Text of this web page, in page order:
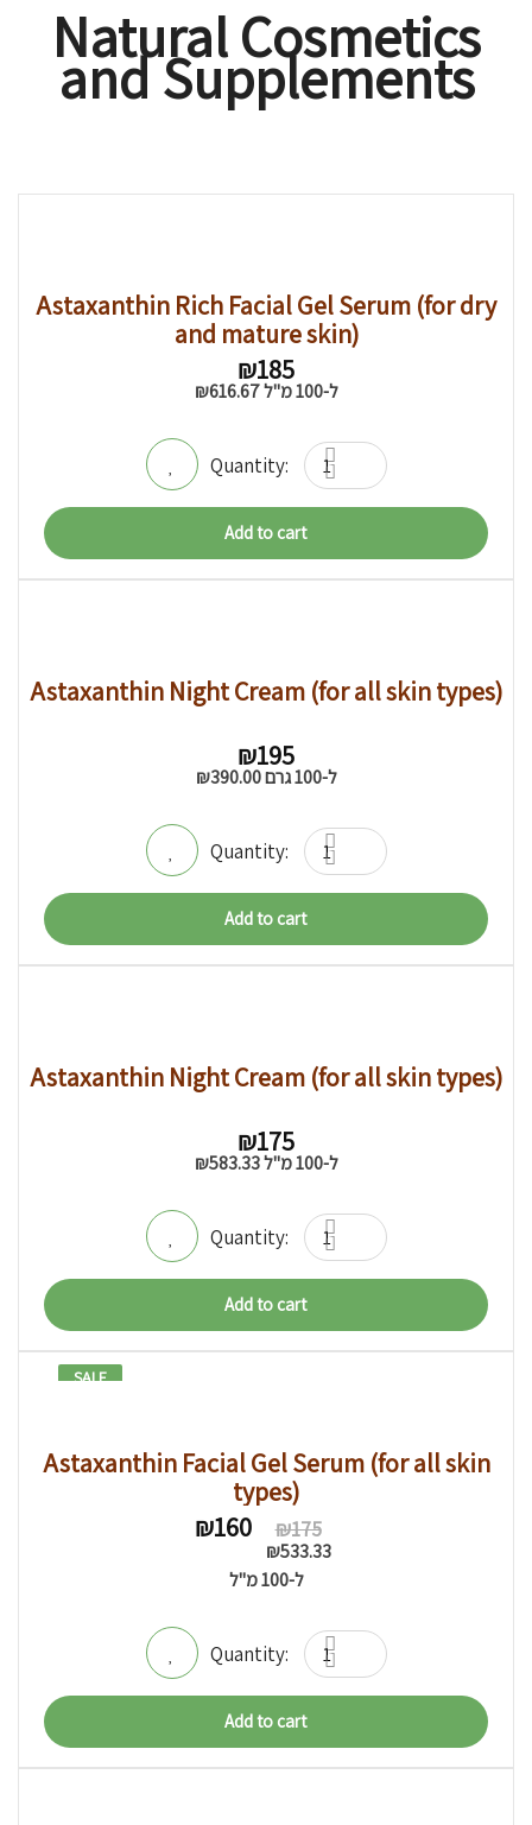
Natural Cosmetics
and Supplements
Astaxanthin Rich Facial Gel Serum (for dry
and mature skin)
₪185
₪616.67 ל-100 מ"ל
Add to cart
Astaxanthin Night Cream (for all skin types)
₪195
₪390.00 ל-100 גרם
Add to cart
Astaxanthin Night Cream (for all skin types)
₪175
₪583.33 ל-100 מ"ל
Add to cart
SALE
Astaxanthin Facial Gel Serum (for all skin
types)
₪175Original
price
₪160
Current
price
₪533.33
ל-100 מ"ל
Add to cart